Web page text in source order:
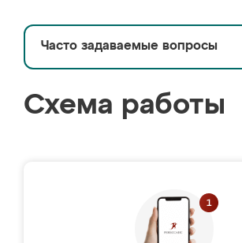
Часто задаваемые вопросы
Схема работы